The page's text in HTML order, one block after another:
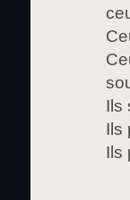
Ils
Ils
Ils